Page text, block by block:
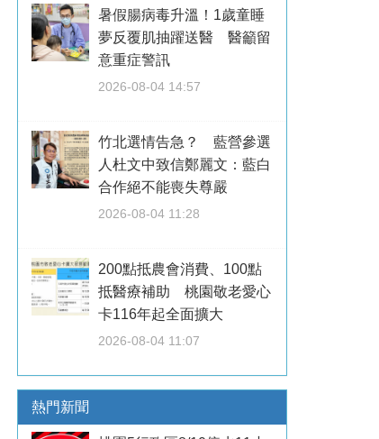
暑假腸病毒升溫！1歲童睡
夢反覆肌抽躍送醫 醫籲留
意重症警訊
2026-08-04 14:57
竹北選情告急？ 藍營參選
人杜文中致信鄭麗文：藍白
合作絕不能喪失尊嚴
2026-08-04 11:28
200點抵農會消費、100點
抵醫療補助 桃園敬老愛心
卡116年起全面擴大
2026-08-04 11:07
熱門新聞